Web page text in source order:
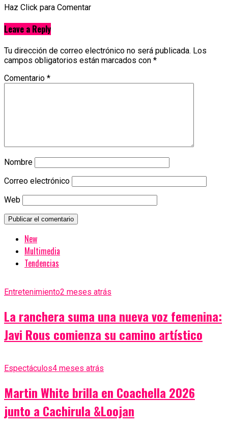
Haz Click para Comentar
Leave a Reply
Tu dirección de correo electrónico no será publicada. Los
campos obligatorios están marcados con *
Comentario *
Nombre
Correo electrónico
Web
New
Multimedia
Tendencias
Entretenimiento2 meses atrás
La ranchera suma una nueva voz femenina:
Javi Rous comienza su camino artístico
Espectáculos4 meses atrás
Martin White brilla en Coachella 2026
junto a Cachirula &Loojan